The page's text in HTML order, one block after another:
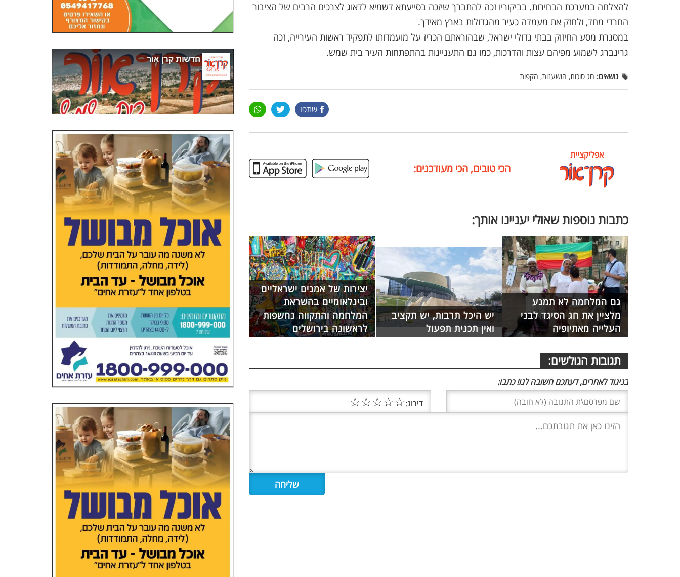
להצלחה במערכת הבחירות. בביקוריו זכה להתברך שיזכה בסייעתא דשמיא לדאוג לצרכים הרבים של הציבור
החרדי מחד, ולחזק את מעמדה כעיר מהגדולות בארץ מאידך.
במסגרת מסע החיזוק בבתי גדולי ישראל, שבהוראתם הכריז על מועמדותו לתפקיד ראשות העירייה, זכה
גרינברג לשמוע מפיהם עצות והדרכות, כמו גם התעניינות בהתפתחות העיר בית שמש.
נושאים: חג סוכות, הושענות, הקפות
שתפו
אפליקציית
הכי טובים, הכי מעודכנים:
כתבות נוספות שאולי יעניינו אותך:
גם המלחמה לא תמנע
מלציין את חג הסיגד לבני
העלייה מאתיופיה
יש היכל תרבות, יש תקציב
ואין תכנית תפעול
יצירות של אמנים ישראליים
ובינלאומיים בהשראת
המלחמה והתקווה נחשפות
לראשונה בירושלים
תגובות הגולשים:
בניגוד לאחרים, דעתכם חשובה לנו! כתבו:
דירוג:☆
☆
☆
☆
☆